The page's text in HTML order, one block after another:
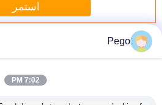
استمر
أكثر اختبرت إصبع تحقيق
Pego
7:02 PM